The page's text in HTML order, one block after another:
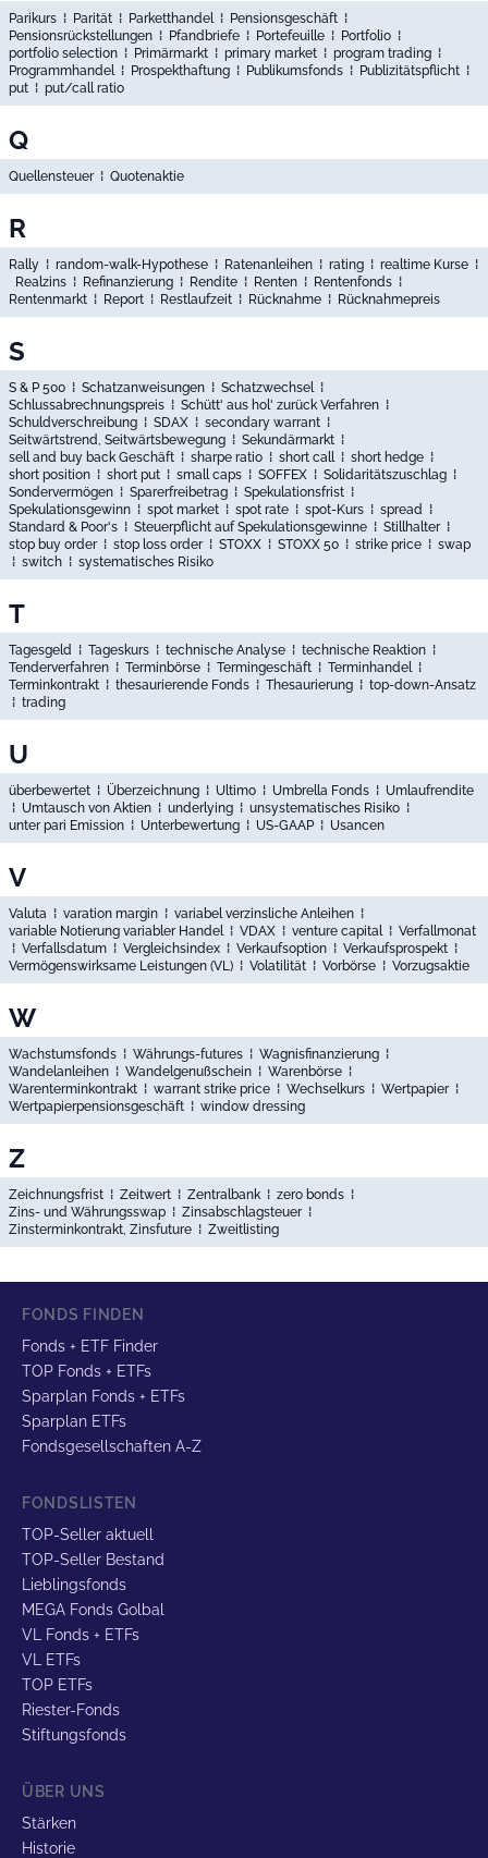
Parikurs ⁞ Parität ⁞ Parketthandel⁞ Pensionsgeschäft ⁞
Pensionsrückstellungen ⁞ Pfandbriefe ⁞ Portefeuille ⁞ Portfolio ⁞
portfolio selection ⁞ Primärmarkt ⁞ primary market ⁞ program trading ⁞
Programmhandel⁞ Prospekthaftung ⁞ Publikumsfonds ⁞ Publizitätspflicht ⁞
put ⁞ put/call ratio
Q
Quellensteuer⁞ Quotenaktie
R
Rally ⁞ random-walk-Hypothese ⁞ Ratenanleihen ⁞ rating ⁞ realtime Kurse ⁞
Realzins ⁞ Refinanzierung ⁞ Rendite ⁞ Renten ⁞ Rentenfonds ⁞
Rentenmarkt ⁞ Report ⁞ Restlaufzeit ⁞ Rücknahme ⁞ Rücknahmepreis
S
S & P 500 ⁞ Schatzanweisungen ⁞ Schatzwechsel⁞
Schlussabrechnungspreis ⁞ Schütt' aus hol' zurück Verfahren ⁞
Schuldverschreibung ⁞ SDAX ⁞ secondary warrant ⁞
Seitwärtstrend, Seitwärtsbewegung ⁞ Sekundärmarkt ⁞
sell and buy back Geschäft ⁞ sharpe ratio ⁞ short call⁞ short hedge ⁞
short position ⁞ short put ⁞ small caps ⁞ SOFFEX ⁞ Solidaritätszuschlag ⁞
Sondervermögen ⁞ Sparerfreibetrag ⁞ Spekulationsfrist ⁞
Spekulationsgewinn ⁞ spot market ⁞ spot rate ⁞ spot-Kurs ⁞ spread ⁞
Standard & Poor's ⁞ Steuerpflicht auf Spekulationsgewinne ⁞ Stillhalter⁞
stop buy order⁞ stop loss order⁞ STOXX ⁞ STOXX 50 ⁞ strike price ⁞ swap
⁞ switch ⁞ systematisches Risiko
T
Tagesgeld ⁞ Tageskurs ⁞ technische Analyse ⁞ technische Reaktion ⁞
Tenderverfahren ⁞ Terminbörse ⁞ Termingeschäft ⁞ Terminhandel⁞
Terminkontrakt ⁞ thesaurierende Fonds ⁞ Thesaurierung ⁞ top-down-Ansatz
⁞ trading
U
überbewertet ⁞ Überzeichnung ⁞ Ultimo ⁞ Umbrella Fonds ⁞ Umlaufrendite
⁞ Umtausch von Aktien ⁞ underlying ⁞ unsystematisches Risiko ⁞
unter pari Emission ⁞ Unterbewertung ⁞ US-GAAP ⁞ Usancen
V
Valuta ⁞ varation margin ⁞ variabel verzinsliche Anleihen ⁞
variable Notierung variabler Handel⁞ VDAX ⁞ venture capital⁞ Verfallmonat
⁞ Verfallsdatum ⁞ Vergleichsindex ⁞ Verkaufsoption ⁞ Verkaufsprospekt ⁞
Vermögenswirksame Leistungen (VL) ⁞ Volatilität ⁞ Vorbörse ⁞ Vorzugsaktie
W
Wachstumsfonds ⁞ Währungs-futures ⁞ Wagnisfinanzierung ⁞
Wandelanleihen ⁞ Wandelgenußschein ⁞ Warenbörse ⁞
Warenterminkontrakt ⁞ warrant strike price ⁞ Wechselkurs ⁞ Wertpapier⁞
Wertpapierpensionsgeschäft ⁞ window dressing
Z
Zeichnungsfrist ⁞ Zeitwert ⁞ Zentralbank⁞ zero bonds ⁞
Zins- und Währungsswap ⁞ Zinsabschlagsteuer⁞
Zinsterminkontrakt, Zinsfuture ⁞ Zweitlisting
FONDS FINDEN
Fonds + ETF Finder
TOP Fonds + ETFs
Sparplan Fonds + ETFs
Sparplan ETFs
Fondsgesellschaften A-Z
FONDSLISTEN
TOP-Seller aktuell
TOP-Seller Bestand
Lieblingsfonds
MEGA Fonds Golbal
VL Fonds + ETFs
VL ETFs
TOP ETFs
Riester-Fonds
Stiftungsfonds
ÜBER UNS
Stärken
Historie